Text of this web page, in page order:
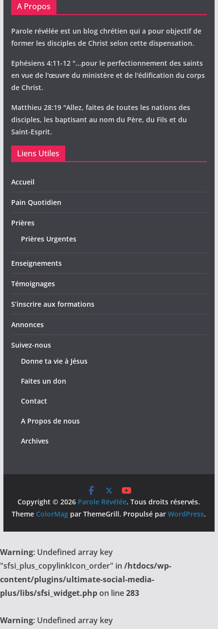
A Propos
Parole révélée est un blog chrétien qui a pour objectif de
former les disciples de Christ selon cette dispensation.
Ephésiens 4:11-12 "...pour le perfectionnement des saints
en vue de l'œuvre du ministère et de l'édification du corps
de Christ.
Matthieu 28:19 "Allez, faites de toutes les nations des
disciples, les baptisant au nom du Père, du Fils et du
Saint-Esprit.
Liens Utiles
Accueil
Pain Quotidien
Prières
Prières Urgentes
Enseignements
Témoignages
S’inscrire aux formations
Annonces
Suivez-nous
Donne ta vie à Jésus
Faites un don
Contact
A Propos de nous
Archives
Copyright © 2026 Parole Révélée. Tous droits réservés.
Theme ColorMag par ThemeGrill. Propulsé parWordPress.
Warning: Undefined array key
"sfsi_plus_copylinkIcon_order" in /htdocs/wp-
content/plugins/ultimate-social-media-
plus/libs/sfsi_widget.phpon line283
Warning: Undefined array key